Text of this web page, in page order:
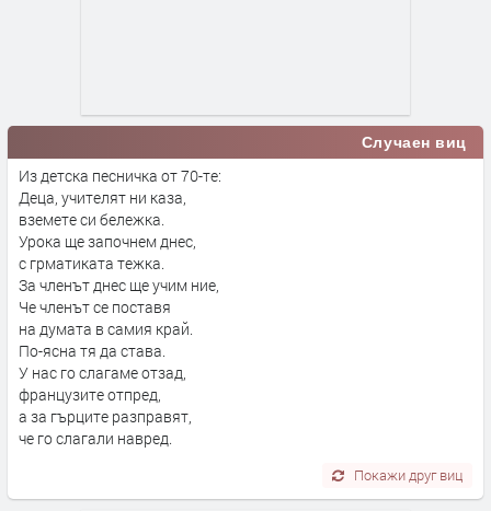
Случаен виц
Из детска песничка от 70-те:
Деца, учителят ни каза,
вземете си бележка.
Урока ще започнем днес,
с грматиката тежка.
За членът днес ще учим ние,
Че членът се поставя
на думата в самия край.
По-ясна тя да става.
У нас го слагаме отзад,
французите отпред,
а за гърците разправят,
че го слагали навред.
Покажи друг виц